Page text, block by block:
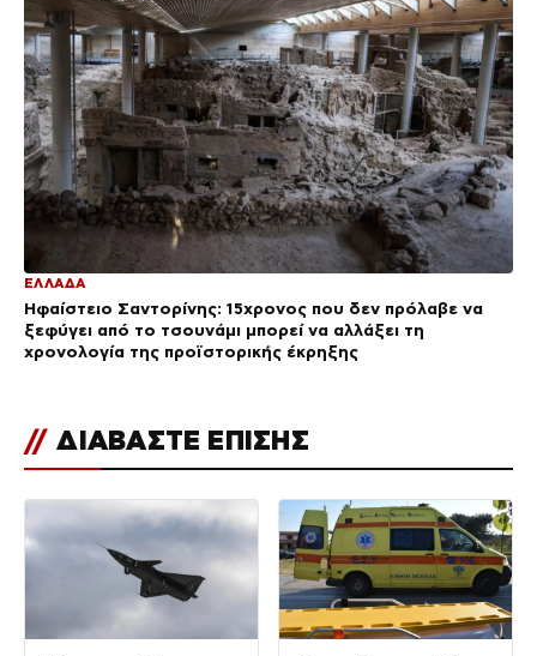
ΕΛΛΑΔΑ
Ηφαίστειο Σαντορίνης: 15χρονος που δεν πρόλαβε να
ξεφύγει από το τσουνάμι μπορεί να αλλάξει τη
χρονολογία της προϊστορικής έκρηξης
// ΔΙΑΒΑΣΤΕ ΕΠΙΣΗΣ